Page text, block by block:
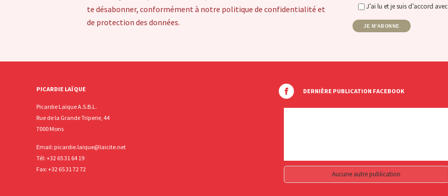
te désabonner, conformément à notre politique de confidentialité et
de protection des données.
J’ai lu et je suis d’accord avec
JE M'ABONNE
PICARDIE LAÏQUE
Picardie Laïque A.S.B.L.
Rue de la Grande Triperie, 44
7000 Mons
Email: picardie.laique@laicite.net
Tél: +32 65 31 64 19
Fax: +32 65 31 72 72
DERNIÈRE PUBLICATION FACEBOOK
Aucune autre publication